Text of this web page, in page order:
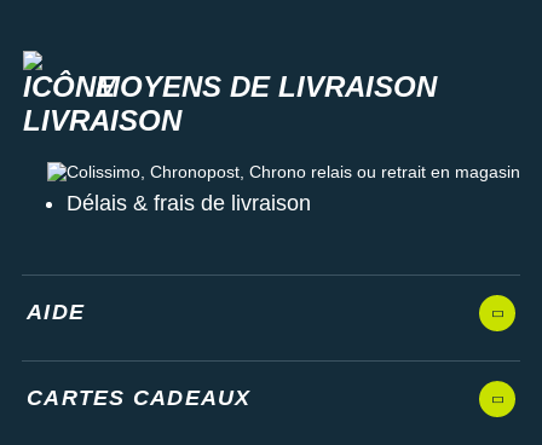
MOYENS DE LIVRAISON
Colissimo, Chronopost, Chrono relais ou retrait en magasin
Délais & frais de livraison
AIDE
CARTES CADEAUX